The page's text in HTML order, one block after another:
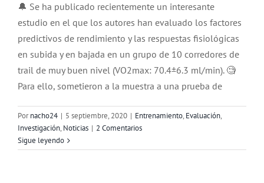
🔔 Se ha publicado recientemente un interesante
estudio en el que los autores han evaluado los factores
predictivos de rendimiento y las respuestas fisiológicas
en subida y en bajada en un grupo de 10 corredores de
trail de muy buen nivel (VO2max: 70.4±6.3 ml/min). 🧐
Para ello, sometieron a la muestra a una prueba de
Pornacho24 | 5 septiembre, 2020 | Entrenamiento, Evaluación,
Investigación, Noticias | 2 Comentarios
Sigue leyendo